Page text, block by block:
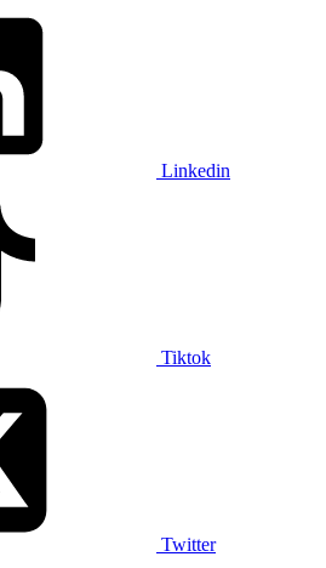
Linkedin
Tiktok
Twitter